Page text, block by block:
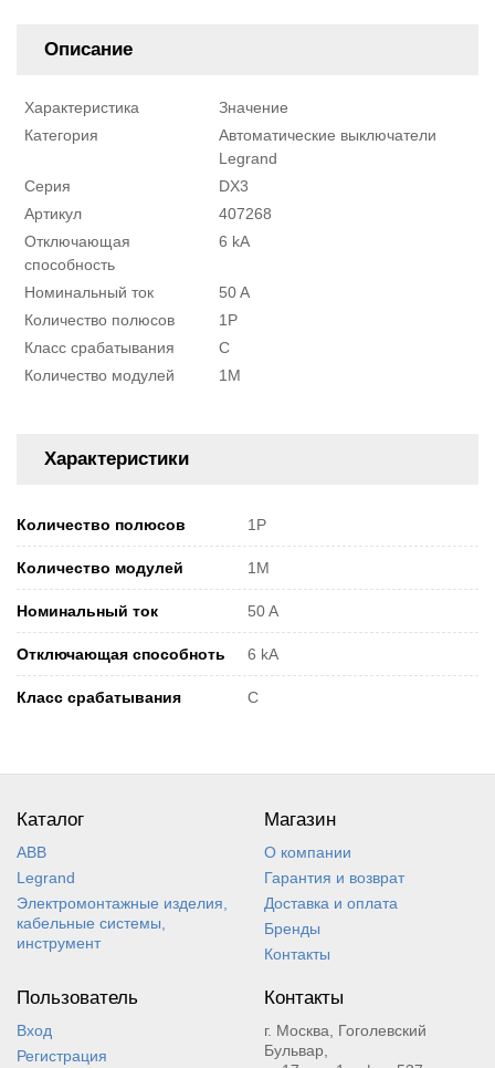
Описание
Характеристика
Значение
Категория
Автоматические выключатели
Legrand
Серия
DX3
Артикул
407268
Отключающая
способность
6 kA
Номинальный ток
50 A
Количество полюсов
1P
Класс срабатывания
C
Количество модулей
1M
Характеристики
Количество полюсов 1P
Количество модулей 1M
Номинальный ток 50 A
Отключающая способноть 6 kA
Класс срабатывания C
Каталог
ABB
Legrand
Электромонтажные изделия,
кабельные системы,
инструмент
Магазин
О компании
Гарантия и возврат
Доставка и оплата
Бренды
Контакты
Пользователь
Вход
Регистрация
Контакты
г. Москва, Гоголевский
Бульвар,